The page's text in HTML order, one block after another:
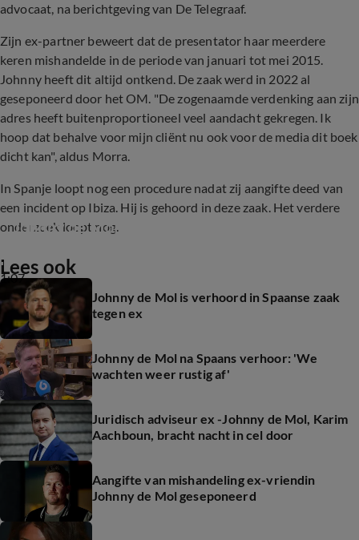
advocaat, na berichtgeving van De Telegraaf.
Zijn ex-partner beweert dat de presentator haar meerdere
keren mishandelde in de periode van januari tot mei 2015.
Johnny heeft dit altijd ontkend. De zaak werd in 2022 al
geseponeerd door het OM. "De zogenaamde verdenking aan zijn
adres heeft buitenproportioneel veel aandacht gekregen. Ik
hoop dat behalve voor mijn cliënt nu ook voor de media dit boek
dicht kan", aldus Morra.
In Spanje loopt nog een procedure nadat zij aangifte deed van
een incident op Ibiza. Hij is gehoord in deze zaak. Het verdere
onderzoek loopt nog.
1:07
Johnny de Mol reageert op Spaans verhoor
Lees ook
Johnny de Mol is verhoord in Spaanse zaak
tegen ex
Johnny de Mol na Spaans verhoor: 'We
wachten weer rustig af'
Juridisch adviseur ex -Johnny de Mol, Karim
Aachboun, bracht nacht in cel door
Aangifte van mishandeling ex-vriendin
Johnny de Mol geseponeerd